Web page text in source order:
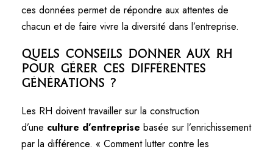
ces données permet de répondre aux attentes de
chacun et de faire vivre la diversité dans l’entreprise.
Quels conseils donner aux RH
pour gérer ces différentes
générations ?
Les RH doivent travailler sur la construction
d’une culture d’entreprise basée sur l’enrichissement
par la différence. « Comment lutter contre les